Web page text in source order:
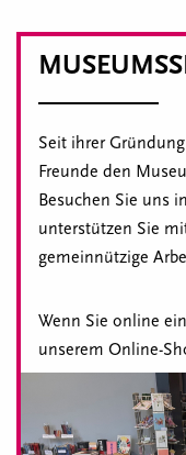
Seit ihrer
Freunde den
Besuchen Sie uns
unterstützen Sie
gemeinnützige
Wenn Sie online
unserem Online-